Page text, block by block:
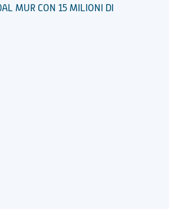
MUR CON 15 MILIONI DI